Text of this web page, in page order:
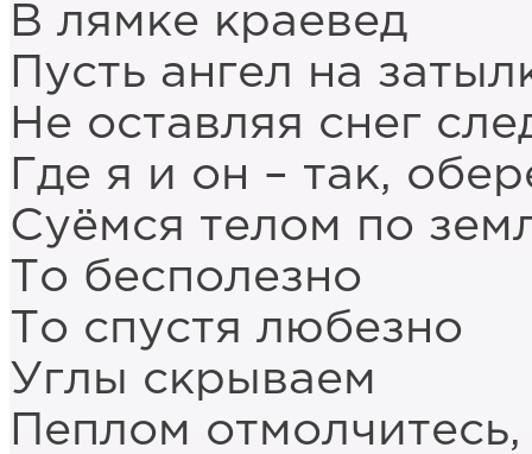
В лямке краевед
Пусть ангел на
Не оставляя снег
Где я и он – так,
Суёмся телом по
То бесполезно
То спустя любезно
Углы скрываем
Пеплом